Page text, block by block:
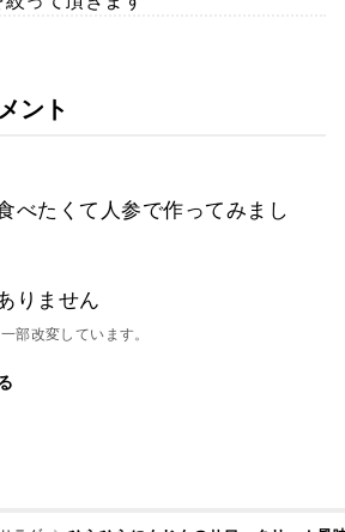
ント
べたくて人参で作ってみまし
りません
部改変しています。